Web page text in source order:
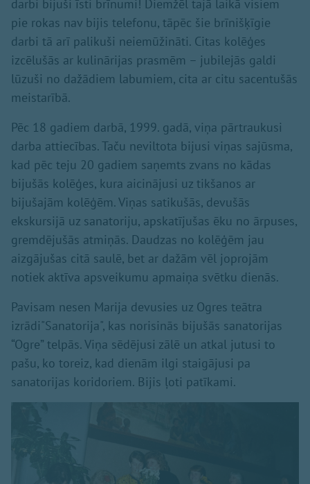
darbi bijuši īsti brīnumi! Diemžēl tajā laikā visiem
pie rokas nav bijis telefonu, tāpēc šie brīnišķīgie
darbi tā arī palikuši neiemūžināti. Citas kolēģes
izcēlušās ar kulinārijas prasmēm – jubilejās galdi
lūzuši no dažādiem labumiem, cita ar citu sacentušās
meistarībā.
Pēc 18 gadiem darbā, 1999. gadā, viņa pārtraukusi
darba attiecības. Taču neviltota bijusi viņas sajūsma,
kad pēc teju 20 gadiem saņemts zvans no kādas
bijušās kolēģes, kura aicinājusi uz tikšanos ar
bijušajām kolēģēm. Viņas satikušās, devušās
ekskursijā uz sanatoriju, apskatījušas ēku no ārpuses,
gremdējušās atmiņās. Daudzas no kolēģēm jau
aizgājušas citā saulē, bet ar dažām vēl joprojām
notiek aktīva apsveikumu apmaiņa svētku dienās.
Pavisam nesen Marija devusies uz Ogres teātra
izrādi"Sanatorija", kas norisinās bijušās sanatorijas
“Ogre” telpās. Viņa sēdējusi zālē un atkal jutusi to
pašu, ko toreiz, kad dienām ilgi staigājusi pa
sanatorijas koridoriem. Bijis ļoti patīkami.